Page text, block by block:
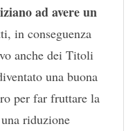
ad avere un
in conseguenza
anche dei Titoli
una buona
per far fruttare la
riduzione